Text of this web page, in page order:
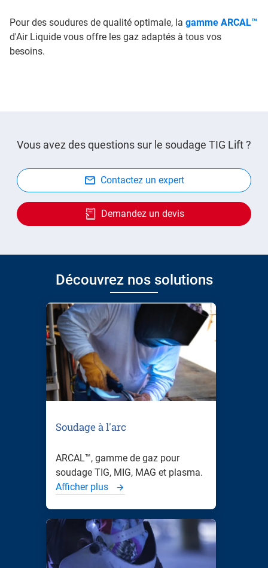
Pour des soudures de qualité optimale, la gamme ARCAL™
d'Air Liquide vous offre les gaz adaptés à tous vos
besoins.
Vous avez des questions sur le soudage TIG Lift ?
Contactez un expert
Demandez un devis
Découvrez nos solutions
Soudage à l'arc
ARCAL™, gamme de gaz pour
soudage TIG, MIG, MAG et plasma.
Afficher plus